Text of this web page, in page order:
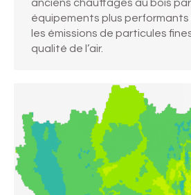
anciens chauffages au bois
équipements plus performants
les émissions de particules
qualité de l’air.